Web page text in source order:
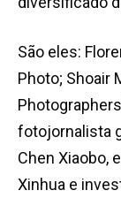
São eles:
Photo; Shoair
fotojornalista
Chen Xiaobo,
Xinhua e